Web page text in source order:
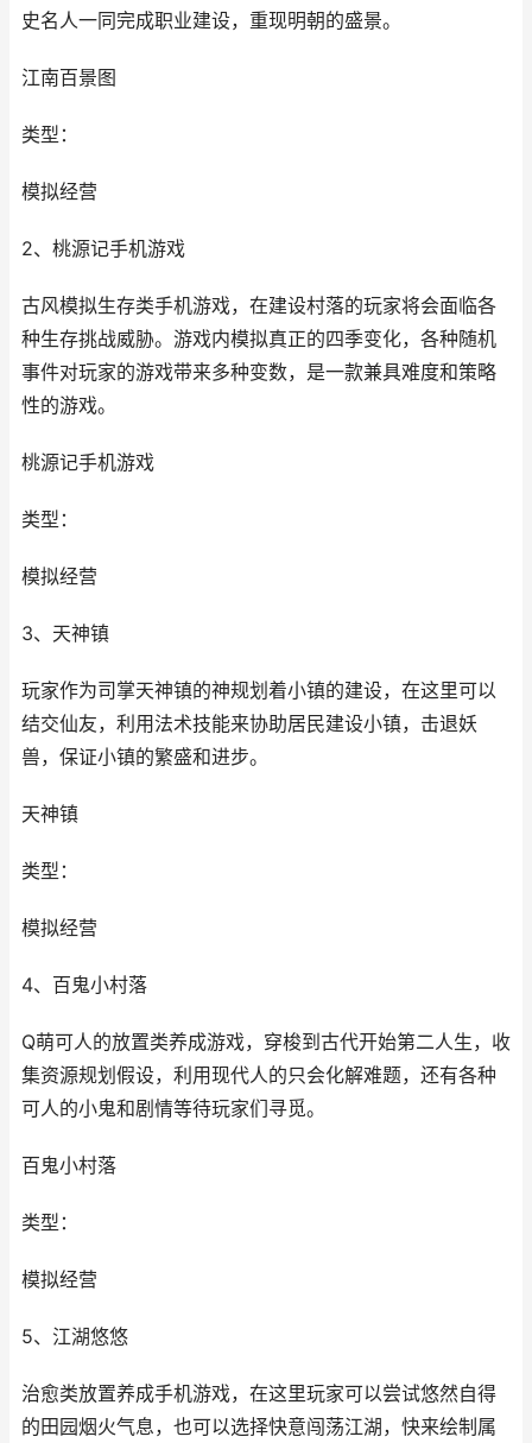
史名人一同完成职业建设，重现明朝的盛景。
江南百景图
类型：
模拟经营
2、桃源记手机游戏
古风模拟生存类手机游戏，在建设村落的玩家将会面临各
种生存挑战威胁。游戏内模拟真正的四季变化，各种随机
事件对玩家的游戏带来多种变数，是一款兼具难度和策略
性的游戏。
桃源记手机游戏
类型：
模拟经营
3、天神镇
玩家作为司掌天神镇的神规划着小镇的建设，在这里可以
结交仙友，利用法术技能来协助居民建设小镇，击退妖
兽，保证小镇的繁盛和进步。
天神镇
类型：
模拟经营
4、百鬼小村落
Q萌可人的放置类养成游戏，穿梭到古代开始第二人生，收
集资源规划假设，利用现代人的只会化解难题，还有各种
可人的小鬼和剧情等待玩家们寻觅。
百鬼小村落
类型：
模拟经营
5、江湖悠悠
治愈类放置养成手机游戏，在这里玩家可以尝试悠然自得
的田园烟火气息，也可以选择快意闯荡江湖，快来绘制属